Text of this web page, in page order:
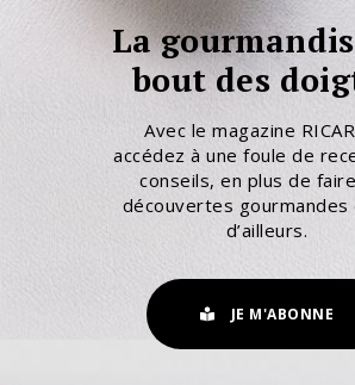
La
bout des
Avec le magazine
accédez à une foule de
conseils, en plus de
découvertes gourmandes
d’ailleurs.
JE M'ABONNE